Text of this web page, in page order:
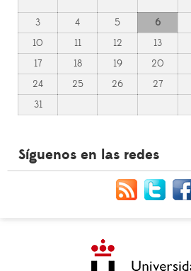
3
4 5 6
10
11 12 13
17
18 19 20
24
25 26 27
31
Síguenos en las redes